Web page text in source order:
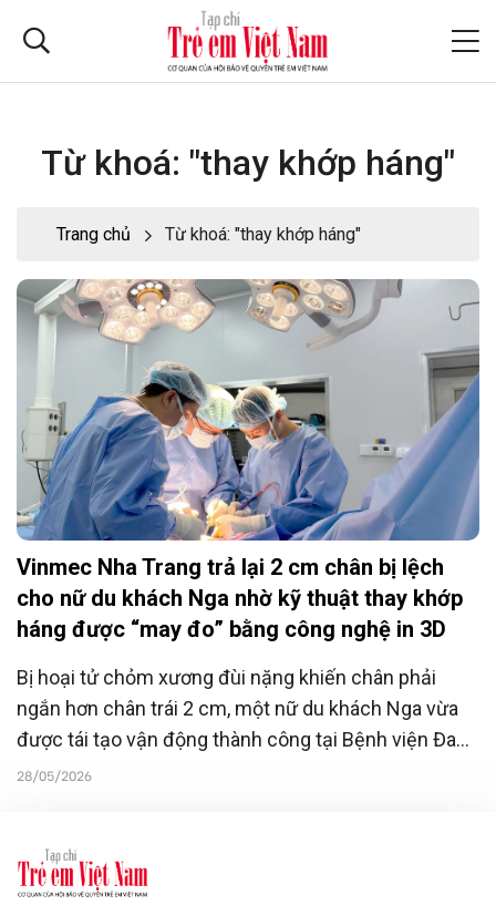
Từ khoá: "thay khớp háng"
Trang chủ Từ khoá: "thay khớp háng"
Vinmec Nha Trang trả lại 2 cm chân bị lệch
cho nữ du khách Nga nhờ kỹ thuật thay khớp
háng được “may đo” bằng công nghệ in 3D
Bị hoại tử chỏm xương đùi nặng khiến chân phải
ngắn hơn chân trái 2 cm, một nữ du khách Nga vừa
được tái tạo vận động thành công tại Bệnh viện Đa
khoa Vinmec Nha Trang.
28/05/2026